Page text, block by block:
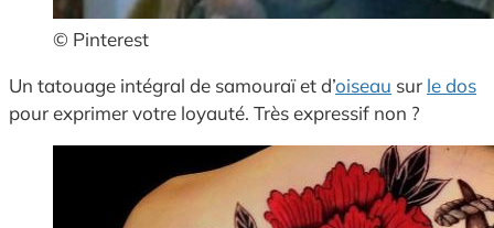
© Pinterest
Un tatouage intégral de samouraï et d’oiseau sur le dos
pour exprimer votre loyauté. Très expressif non ?